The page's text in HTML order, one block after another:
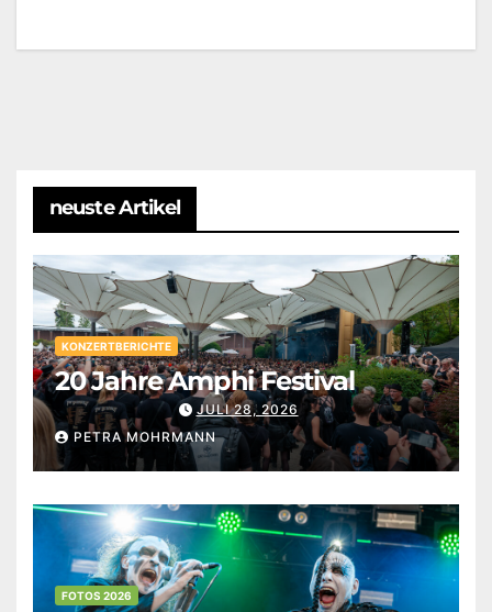
neuste Artikel
KONZERTBERICHTE
20 Jahre Amphi Festival
JULI 28, 2026
PETRA MOHRMANN
FOTOS 2026